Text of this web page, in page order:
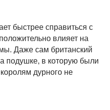
быстрее справиться с
влияет на
Даже сам британский
подушке, в которую были
дурного не